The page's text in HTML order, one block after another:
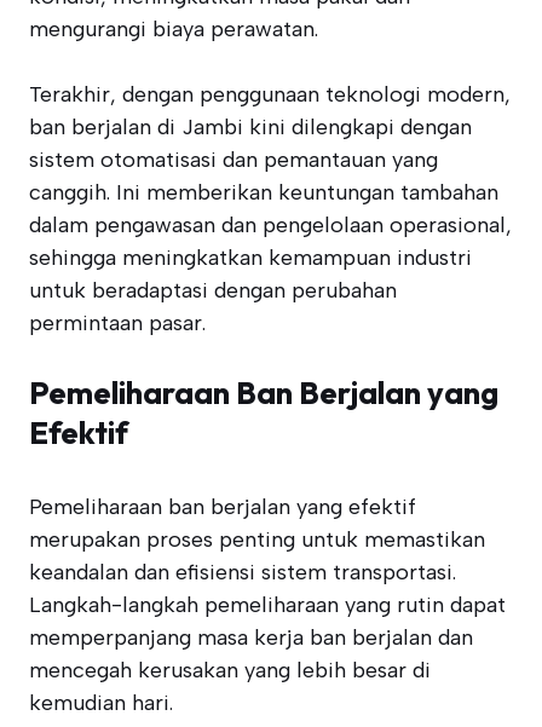
mengurangi biaya perawatan.
Terakhir, dengan penggunaan teknologi modern,
ban berjalan di Jambi kini dilengkapi dengan
sistem otomatisasi dan pemantauan yang
canggih. Ini memberikan keuntungan tambahan
dalam pengawasan dan pengelolaan operasional,
sehingga meningkatkan kemampuan industri
untuk beradaptasi dengan perubahan
permintaan pasar.
Pemeliharaan Ban Berjalan yang
Efektif
Pemeliharaan ban berjalan yang efektif
merupakan proses penting untuk memastikan
keandalan dan efisiensi sistem transportasi.
Langkah-langkah pemeliharaan yang rutin dapat
memperpanjang masa kerja ban berjalan dan
mencegah kerusakan yang lebih besar di
kemudian hari.